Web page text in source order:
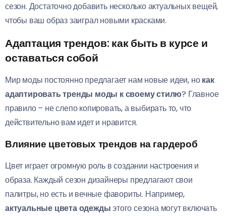
сезон. Достаточно добавить несколько актуальных вещей,
чтобы ваш образ заиграл новыми красками.
Адаптация трендов: как быть в курсе и
оставаться собой
Мир моды постоянно предлагает нам новые идеи, нокак
адаптировать тренды моды к своему стилю? Главное
правило – не слепо копировать, а выбирать то, что
действительно вам идет и нравится.
Влияние цветовых трендов на гардероб
Цвет играет огромную роль в создании настроения и
образа. Каждый сезон дизайнеры предлагают свои
палитры, но есть и вечные фавориты. Например,
актуальные цвета одеждыэтого сезона могут включать